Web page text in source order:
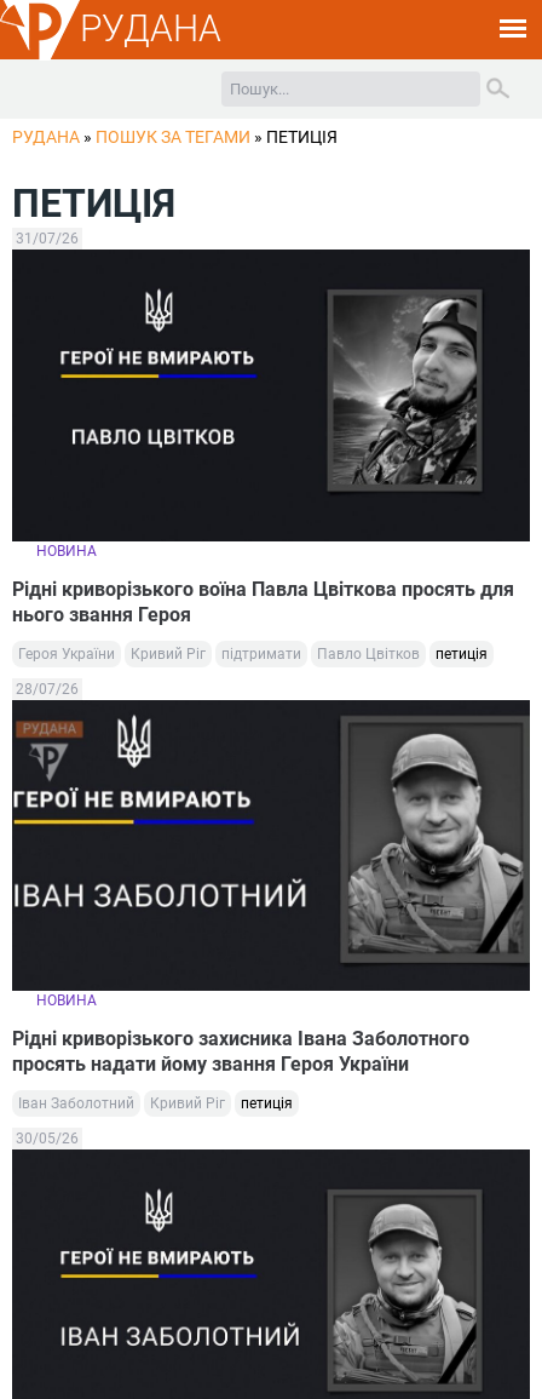
РУДАНА
РУДАНА » ПОШУК ЗА ТЕГАМИ » ПЕТИЦІЯ
ПЕТИЦІЯ
31/07/26
НОВИНА
Рідні криворізького воїна Павла Цвіткова просять для
нього звання Героя
Героя України Кривий Ріг підтримати Павло Цвітков петиція
28/07/26
НОВИНА
Рідні криворізького захисника Івана Заболотного
просять надати йому звання Героя України
Іван Заболотний Кривий Ріг петиція
30/05/26